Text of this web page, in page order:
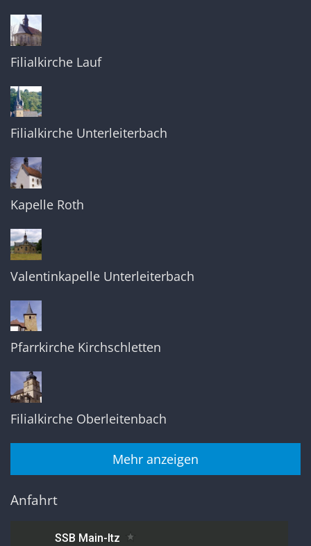
Filialkirche Lauf
Filialkirche Unterleiterbach
Kapelle Roth
Valentinkapelle Unterleiterbach
Pfarrkirche Kirchschletten
Filialkirche Oberleitenbach
Mehr anzeigen
Anfahrt